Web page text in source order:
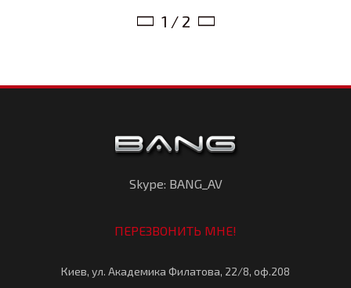
1 / 2
Skype: BANG_AV
ПЕРЕЗВОНИТЬ МНЕ!
Киев, ул. Академика Филатова, 22/8, оф.208